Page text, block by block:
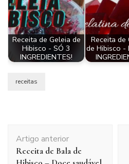
Receita de Geleia de
Hibisco - SÓ 3
INGREDIENTES!
Receita de
de Hibisco -
receitas
de
post
Artigo anterior
Receita de Bala de